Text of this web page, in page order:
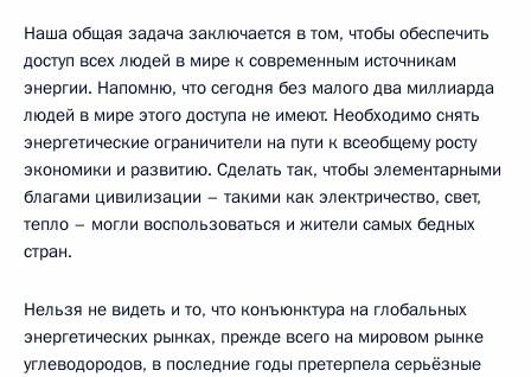
Наша общая задача заключается в том, чтобы обеспечить
доступ всех людей в мире к современным источникам
энергии. Напомню, что сегодня без малого два миллиарда
людей в мире этого доступа не имеют. Необходимо снять
энергетические ограничители на пути к всеобщему росту
экономики и развитию. Сделать так, чтобы элементарными
благами цивилизации – такими как электричество, свет,
тепло – могли воспользоваться и жители самых бедных
стран.
Нельзя не видеть и то, что конъюнктура на глобальных
энергетических рынках, прежде всего на мировом рынке
углеводородов, в последние годы претерпела серьёзные